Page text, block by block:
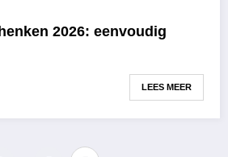
2026: eenvoudig
LEES MEER